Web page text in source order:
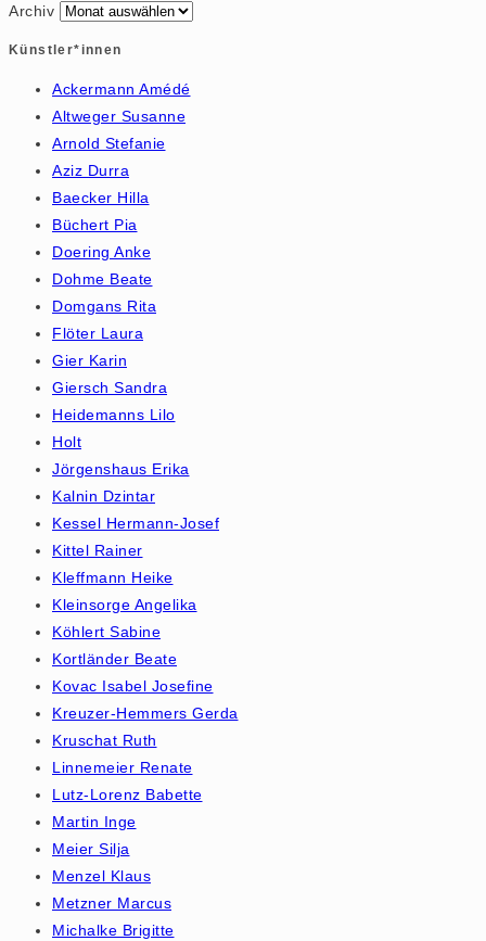
Archiv
Künstler*innen
Ackermann Amédé
Altweger Susanne
Arnold Stefanie
Aziz Durra
Baecker Hilla
Büchert Pia
Doering Anke
Dohme Beate
Domgans Rita
Flöter Laura
Gier Karin
Giersch Sandra
Heidemanns Lilo
Holt
Jörgenshaus Erika
Kalnin Dzintar
Kessel Hermann-Josef
Kittel Rainer
Kleffmann Heike
Kleinsorge Angelika
Köhlert Sabine
Kortländer Beate
Kovac Isabel Josefine
Kreuzer-Hemmers Gerda
Kruschat Ruth
Linnemeier Renate
Lutz-Lorenz Babette
Martin Inge
Meier Silja
Menzel Klaus
Metzner Marcus
Michalke Brigitte